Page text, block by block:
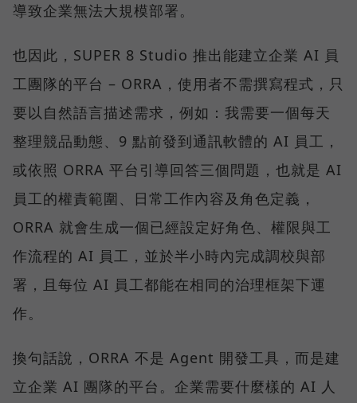
導致企業無法大規模部署。
也因此，SUPER 8 Studio 推出能建立企業 AI 員
工團隊的平台 – ORRA，使用者不需撰寫程式，只
要以自然語言描述需求，例如：我需要一個每天
整理競品動態、9 點前發到通訊軟體的 AI 員工，
或依照 ORRA 平台引導回答三個問題，也就是 AI
員工的權責範圍、日常工作內容及角色定義，
ORRA 就會生成一個已經設定好角色、權限與工
作流程的 AI 員工，並於半小時內完成調校與部
署，且每位 AI 員工都能在相同的治理框架下運
作。
換句話說，ORRA 不是 Agent 開發工具，而是建
立企業 AI 團隊的平台。企業需要什麼樣的 AI 人